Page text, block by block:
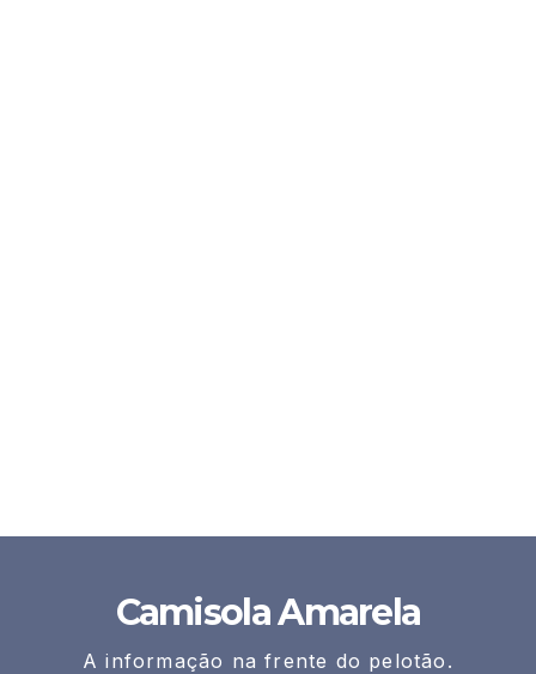
Camisola Amarela
A informação na frente do pelotão.